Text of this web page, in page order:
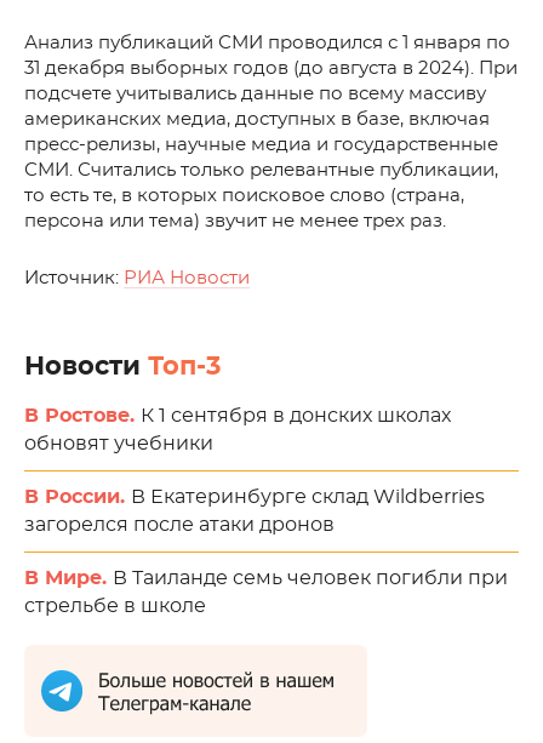
Анализ публикаций СМИ проводился с 1 января по
31 декабря выборных годов (до августа в 2024). При
подсчете учитывались данные по всему массиву
американских медиа, доступных в базе, включая
пресс-релизы, научные медиа и государственные
СМИ. Считались только релевантные публикации,
то есть те, в которых поисковое слово (страна,
персона или тема) звучит не менее трех раз.
Источник: РИА Новости
Новости Топ-3
В Ростове. К 1 сентября в донских школах
обновят учебники
В России. В Екатеринбурге склад Wildberries
загорелся после атаки дронов
В Мире. В Таиланде семь человек погибли при
стрельбе в школе